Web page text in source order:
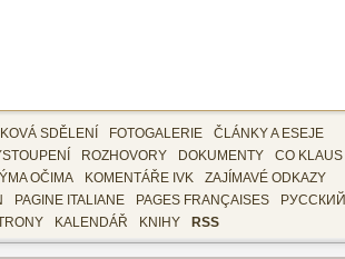
SDĚLENÍ FOTOGALERIE
ČLÁNKY A ESEJE
ROZHOVORY DOKUMENTY
CO KLAUS
OČIMA KOMENTÁŘE IVK
ZAJÍMAVÉ ODKAZY
PAGINE ITALIANE PAGES FRANÇAISES
РУССКИЙ
KALENDÁŘ KNIHY RSS